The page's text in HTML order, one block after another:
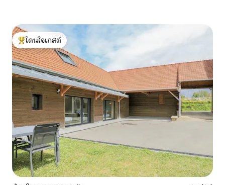
โดนใจเกสต์ที่สุด
โดนใจเกสต์